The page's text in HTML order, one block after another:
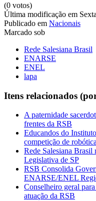
(0 votos)
Última modificação em
Publicado em Nacionais
Marcado sob
Rede Salesiana Brasil
ENARSE
ENEL
lapa
Itens relacionados
A paternidade
frentes da RSB
Educandos do
competição de robótica
Rede Salesiana Brasil
Legislativa de SP
RSB Consolida
ENARSE/ENEL
Conselheiro geral
atuação da RSB